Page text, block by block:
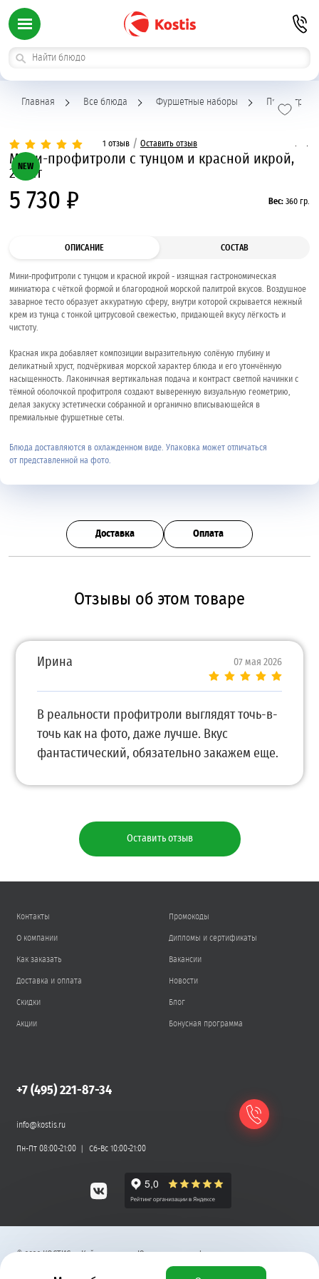
Главная Все блюда Фуршетные наборы Профитроли
1 отзыв / Оставить отзыв
NEW
Мини-профитроли с тунцом и красной икрой,
24 шт
5 730 ₽ Вес: 360 гр.
ОПИСАНИЕ СОСТАВ
Мини-профитроли с тунцом и красной икрой - изящная гастрономическая
миниатюра с чёткой формой и благородной морской палитрой вкусов. Воздушное
заварное тесто образует аккуратную сферу, внутри которой скрывается нежный
крем из тунца с тонкой цитрусовой свежестью, придающей вкусу лёгкость и
чистоту.
Красная икра добавляет композиции выразительную солёную глубину и
деликатный хруст, подчёркивая морской характер блюда и его утончённую
насыщенность. Лаконичная вертикальная подача и контраст светлой начинки с
тёмной оболочкой профитроля создают выверенную визуальную геометрию,
делая закуску эстетически собранной и органично вписывающейся в
премиальные фуршетные сеты.
Блюда доставляются в охлажденном виде. Упаковка может отличаться
от представленной на фото.
Доставка Оплата
Отзывы об этом товаре
Оставить отзыв
Ирина 07 мая 2026
В реальности профитроли выглядят точь-в-
точь как на фото, даже лучше. Вкус
фантастический, обязательно закажем еще.
Контакты
О компании
Как заказать
Доставка и оплата
Скидки
Акции
Промокоды
Дипломы и сертификаты
Вакансии
Новости
Блог
Бонусная программа
+7 (495) 221-87-34
info@kostis.ru
Пн-Пт 08:00-21:00 Сб-Вс 10:00-21:00
©2026 КОСТИС — Кейтеринг. Юридическая информация